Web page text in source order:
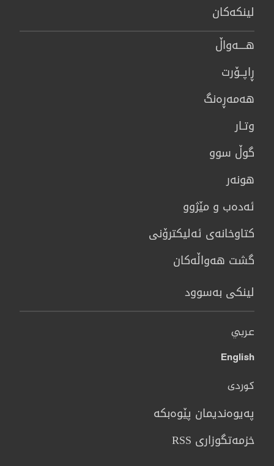
لینكەكان
هــــه‌واڵ
ڕاپــۆرت
هه‌مه‌ڕه‌نگ
وتـار
گوڵ سوو
هونه‌ر
ئەدەب و مێژوو
كتاوخانه‌ی ئه‌ليكترۆنی
گشت هەواڵەکان
لینکی بەسوود
عربي
English
کوردی
پەیوەندیمان پێوەبکە
خزمەتگوزاری RSS